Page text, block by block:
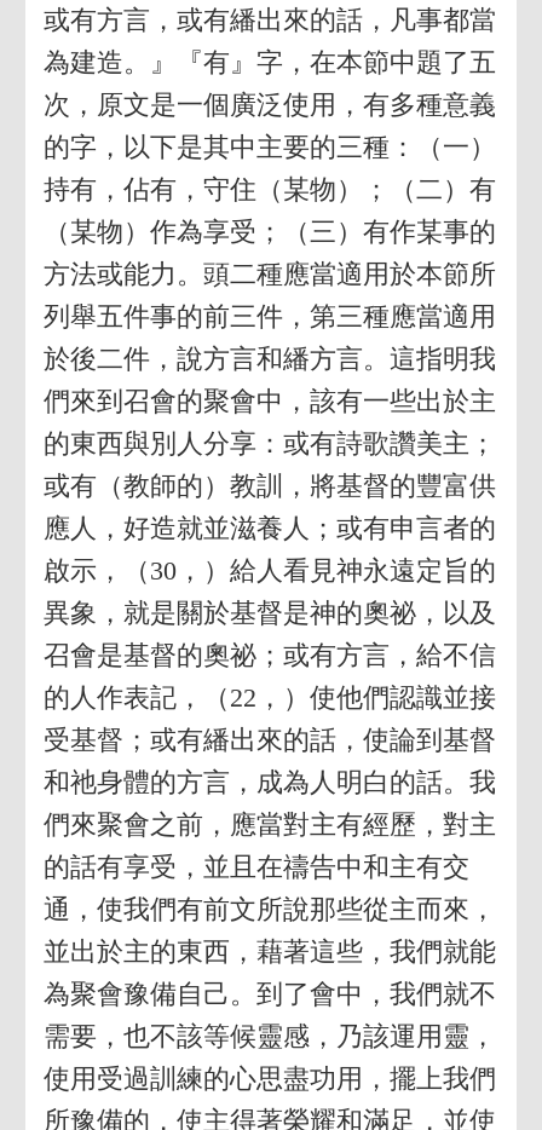
或有方言，或有繙出來的話，凡事都當
為建造。』『有』字，在本節中題了五
次，原文是一個廣泛使用，有多種意義
的字，以下是其中主要的三種：（一）
持有，佔有，守住（某物）；（二）有
（某物）作為享受；（三）有作某事的
方法或能力。頭二種應當適用於本節所
列舉五件事的前三件，第三種應當適用
於後二件，說方言和繙方言。這指明我
們來到召會的聚會中，該有一些出於主
的東西與別人分享：或有詩歌讚美主；
或有（教師的）教訓，將基督的豐富供
應人，好造就並滋養人；或有申言者的
啟示，（30，）給人看見神永遠定旨的
異象，就是關於基督是神的奧祕，以及
召會是基督的奧祕；或有方言，給不信
的人作表記，（22，）使他們認識並接
受基督；或有繙出來的話，使論到基督
和祂身體的方言，成為人明白的話。我
們來聚會之前，應當對主有經歷，對主
的話有享受，並且在禱告中和主有交
通，使我們有前文所說那些從主而來，
並出於主的東西，藉著這些，我們就能
為聚會豫備自己。到了會中，我們就不
需要，也不該等候靈感，乃該運用靈，
使用受過訓練的心思盡功用，擺上我們
所豫備的，使主得著榮耀和滿足，並使